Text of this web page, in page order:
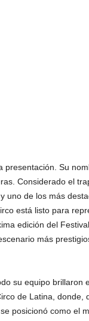
presentación. Su
Considerado el
uno de los más
está listo para
edición del
más
su equipo brillaron
de Latina, donde,
posicionó como el